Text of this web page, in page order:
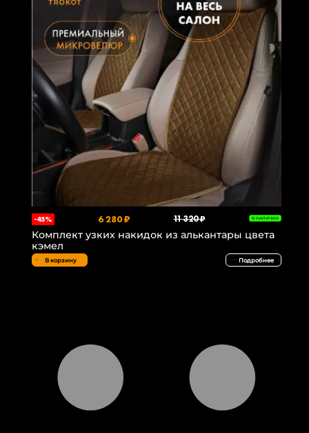
-45% 6 280 ₽ 11 320 ₽ В НАЛИЧИИ
Комплект узких накидок из алькантары цвета
кэмел
В корзину Подробнее